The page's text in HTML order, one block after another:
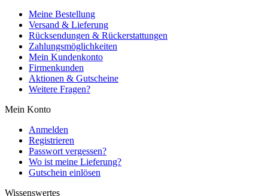
Meine Bestellung
Versand & Lieferung
Rücksendungen & Rückerstattungen
Zahlungsmöglichkeiten
Mein Kundenkonto
Firmenkunden
Aktionen & Gutscheine
Weitere Fragen?
Mein Konto
Anmelden
Registrieren
Passwort vergessen?
Wo ist meine Lieferung?
Gutschein einlösen
Wissenswertes